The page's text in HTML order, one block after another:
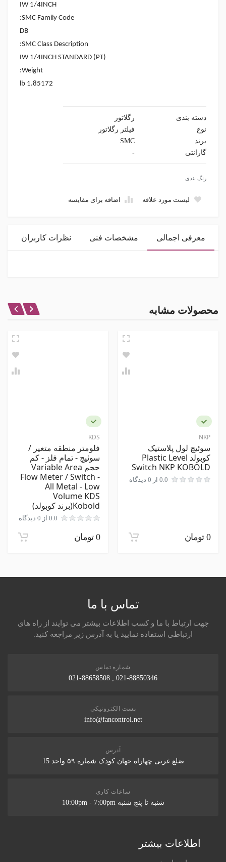
IW 1/4INCH
SMC Family Code
:
DB
SMC Class Description
:
IW 1/4INCH STANDARD (PT)
Weight
:
1.85172 lb
دسته بندی
رگلاتور
نوع
فیلتر رگلاتور
برند
SMC
گارانتی
-
رنگ بندی
لیست مورد علاقه اضافه برای مقایسه
معرفی اجمالی مشخصات فنی نظرات کاربران
نظر شما در باره این محصول
نظر شما
محصولات مشابه
NKP
سوئیچ لول پلاستیک
کوبولد Plastic Level
Switch NKP KOBOLD
0.0 از 0 دیدگاه
0 تومان
KDS
فلومتر منطقه متغیر /
سوئیچ - تمام فلز - کم
حجم Variable Area
Flow Meter / Switch -
All Metal - Low
Volume KDS
Kobold(برند کوبولد)
0.0 از 0 دیدگاه
0 تومان
تماس با ما
جهت ارتباط با ما و کسب اطلاعات بیشتر می توایند از راه های
ارتباطی استفاده نمایید یا به آدرس زیر مراجعه کنید.
شماره تماس
021-88850346 , 021-88658508
پست الکترونیکی
info@fancontrol.net
آدرس
ضلع غربی چهاراه جهان کودک شماره ۵۹ واحد 15
ساعات کاری
شنبه تا پنج شنبه 10:00pm - 7:00pm
اطلاعات بیشتر